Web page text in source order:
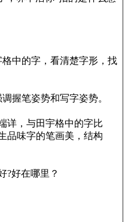
中的字，看清楚字形，找
握笔姿势和写字姿势。
详，与田宇格中的字比
品味字的笔画美，结构
?好在哪里？